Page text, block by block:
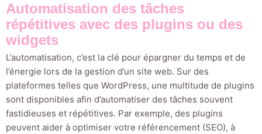
Automatisation des tâches
répétitives avec des plugins ou des
widgets
L’automatisation, c’est la clé pour épargner du temps et de
l’énergie lors de la gestion d’un site web. Sur des
plateformes telles que WordPress, une multitude de plugins
sont disponibles afin d’automatiser des tâches souvent
fastidieuses et répétitives. Par exemple, des plugins
peuvent aider à optimiser votre référencement (SEO), à